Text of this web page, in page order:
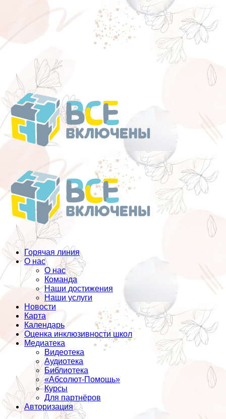
Перейти
к
содержанию
Горячая линия
О нас
О нас
Команда
Наши достижения
Наши услуги
Новости
Карта
Календарь
Оценка инклюзивности школ
Медиатека
Видеотека
Аудиотека
Библиотека
«Абсолют-Помощь»
Курсы
Для партнёров
Авторизация